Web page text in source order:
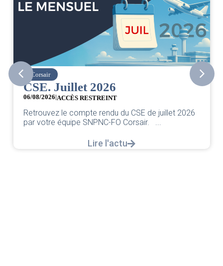
Corsair
CSE. Juillet 2026
06/08/2026|ACCÈS RESTREINT
Retrouvez le compte rendu du CSE de juillet 2026
par votre équipe SNPNC-FO Corsair. ...
Lire l'actu